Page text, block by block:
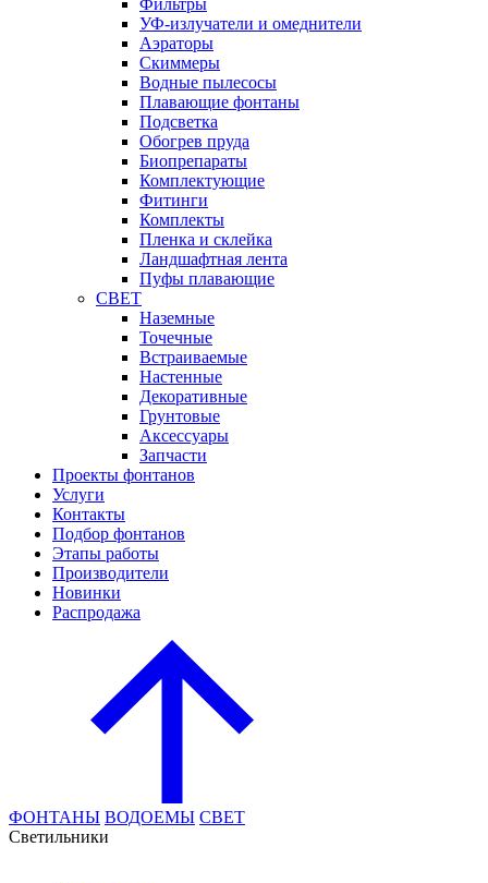
Фильтры
УФ-излучатели и омеднители
Аэраторы
Cкиммеры
Водные пылесосы
Плавающие фонтаны
Подсветка
Обогрев пруда
Биопрепараты
Комплектующие
Фитинги
Комплекты
Пленка и склейка
Ландшафтная лента
Пуфы плавающие
СВЕТ
Наземные
Точечные
Встраиваемые
Настенные
Декоративные
Грунтовые
Аксессуары
Запчасти
Проекты фонтанов
Услуги
Контакты
Подбор фонтанов
Этапы работы
Производители
Новинки
Распродажа
ФОНТАНЫ ВОДОЕМЫ СВЕТ
Cветильники